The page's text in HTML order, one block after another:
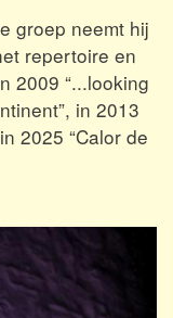
groep neemt hij
repertoire en
2009 “...looking
in 2013
2025 “Calor de